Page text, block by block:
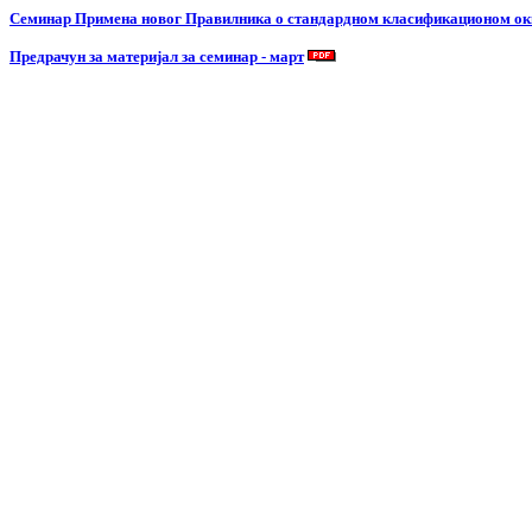
Семинар Примена новог Правилника о стандардном класификационом
Предрачун за материјал за семинар - март